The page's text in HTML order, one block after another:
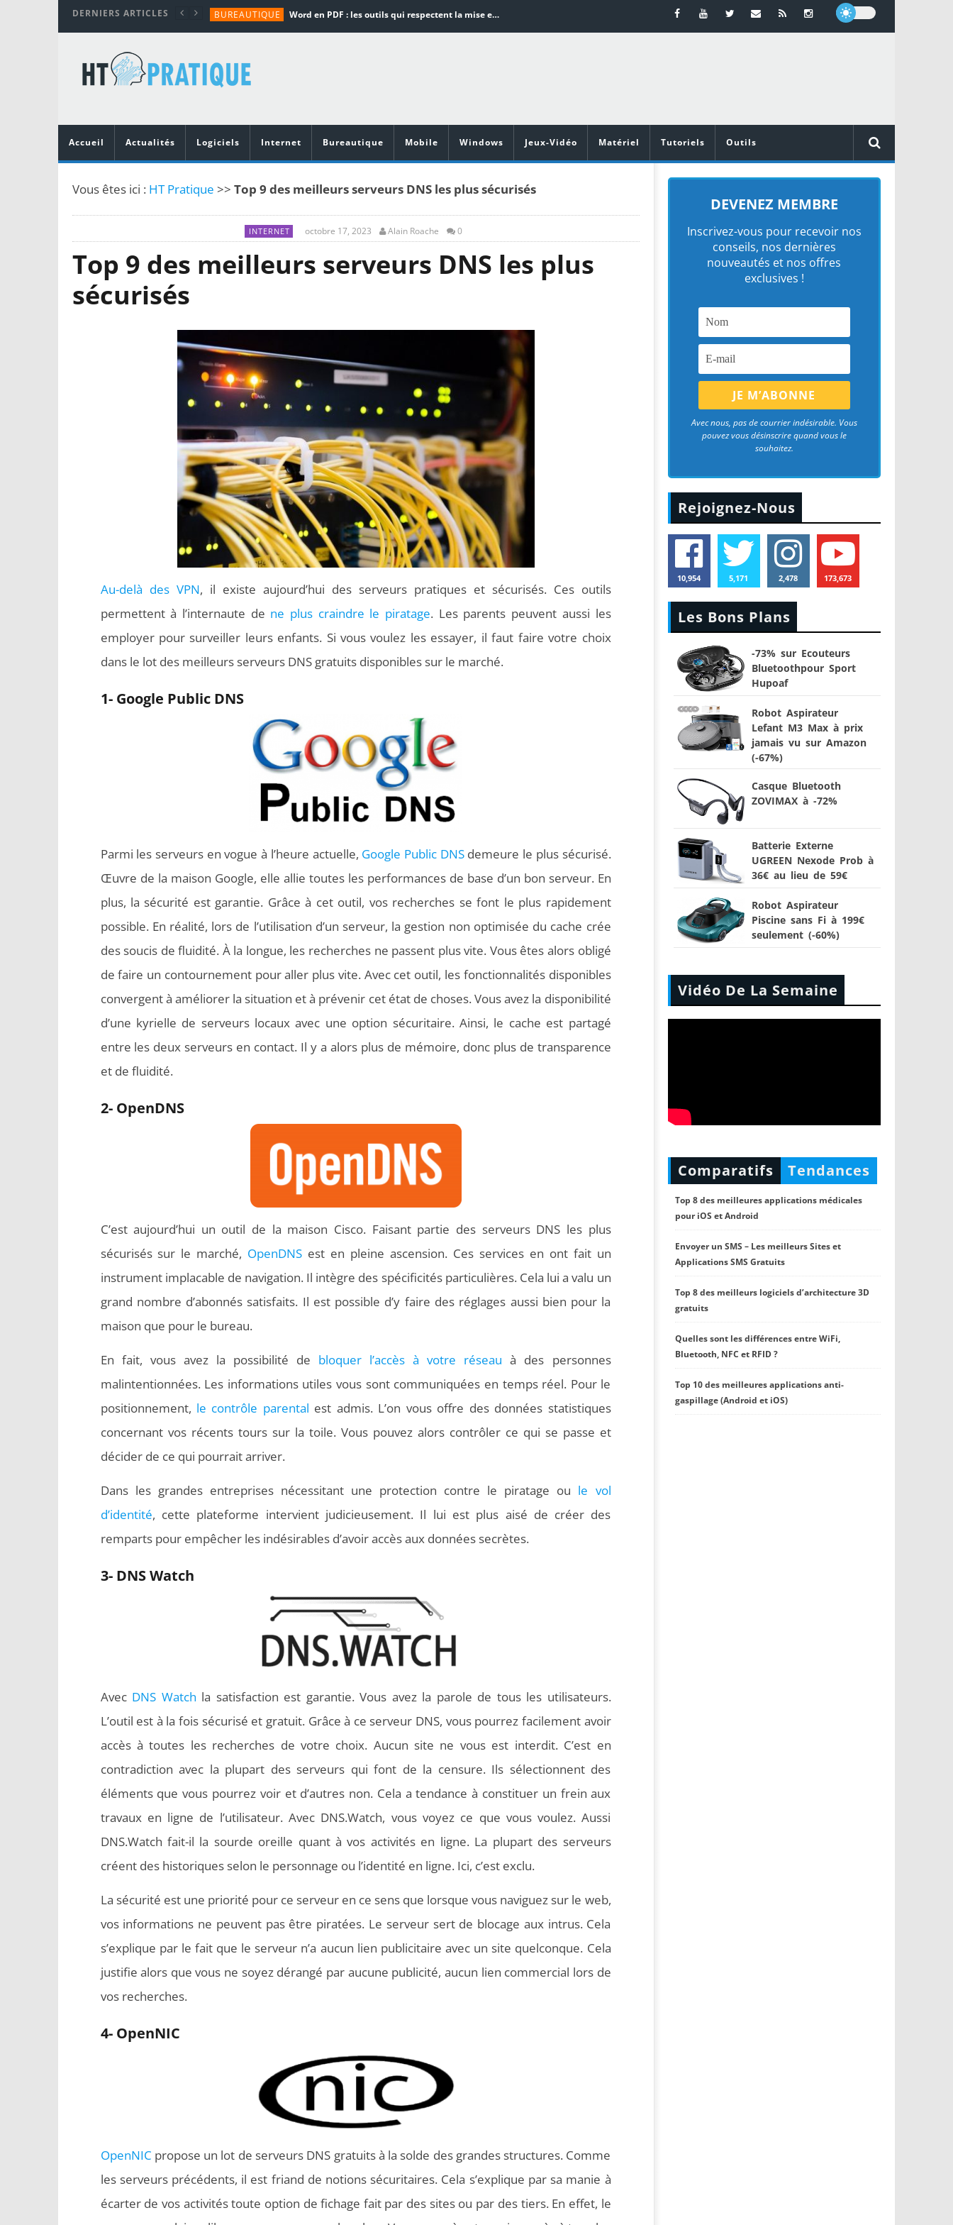
DERNIERS ARTICLES BUREAUTIQUE Word en PDF : les outils qui respectent la mise en page
TUTORIALS
MATÉRIEL
Vidéoprojecteurs Asus : Top 6 des meilleurs modèles de la marque
Accueil
Actualités Logiciels Internet Bureautique Mobile Windows Jeux-Vidéo Matériel Tutoriels Outils
Vous êtes ici : HT Pratique >> Top 9 des meilleurs serveurs DNS les plus sécurisés
INTERNET octobre 17, 2023 Alain Roache 0
Top 9 des meilleurs serveurs DNS les plus
sécurisés
Au-delà des VPN, il existe aujourd’hui des serveurs pratiques et sécurisés. Ces outils
permettent à l’internaute de ne plus craindre le piratage. Les parents peuvent aussi les
employer pour surveiller leurs enfants. Si vous voulez les essayer, il faut faire votre choix
dans le lot des meilleurs serveurs DNS gratuits disponibles sur le marché.
1- Google Public DNS
Parmi les serveurs en vogue à l’heure actuelle, Google Public DNSdemeure le plus sécurisé.
Œuvre de la maison Google, elle allie toutes les performances de base d’un bon serveur. En
plus, la sécurité est garantie. Grâce à cet outil, vos recherches se font le plus rapidement
possible. En réalité, lors de l’utilisation d’un serveur, la gestion non optimisée du cache crée
des soucis de fluidité. À la longue, les recherches ne passent plus vite. Vous êtes alors obligé
de faire un contournement pour aller plus vite. Avec cet outil, les fonctionnalités disponibles
convergent à améliorer la situation et à prévenir cet état de choses. Vous avez la disponibilité
d’une kyrielle de serveurs locaux avec une option sécuritaire. Ainsi, le cache est partagé
entre les deux serveurs en contact. Il y a alors plus de mémoire, donc plus de transparence
et de fluidité.
2- OpenDNS
C’est aujourd’hui un outil de la maison Cisco. Faisant partie des serveurs DNS les plus
sécurisés sur le marché, OpenDNS est en pleine ascension. Ces services en ont fait un
instrument implacable de navigation. Il intègre des spécificités particulières. Cela lui a valu un
grand nombre d’abonnés satisfaits. Il est possible d’y faire des réglages aussi bien pour la
maison que pour le bureau.
En fait, vous avez la possibilité de bloquer l’accès à votre réseau à des personnes
malintentionnées. Les informations utiles vous sont communiquées en temps réel. Pour le
positionnement, le contrôle parental est admis. L’on vous offre des données statistiques
concernant vos récents tours sur la toile. Vous pouvez alors contrôler ce qui se passe et
décider de ce qui pourrait arriver.
Dans les grandes entreprises nécessitant une protection contre le piratage ou le vol
d’identité, cette plateforme intervient judicieusement. Il lui est plus aisé de créer des
remparts pour empêcher les indésirables d’avoir accès aux données secrètes.
3- DNS Watch
Avec DNS Watch la satisfaction est garantie. Vous avez la parole de tous les utilisateurs.
L’outil est à la fois sécurisé et gratuit. Grâce à ce serveur DNS, vous pourrez facilement avoir
accès à toutes les recherches de votre choix. Aucun site ne vous est interdit. C’est en
contradiction avec la plupart des serveurs qui font de la censure. Ils sélectionnent des
éléments que vous pourrez voir et d’autres non. Cela a tendance à constituer un frein aux
travaux en ligne de l’utilisateur. Avec DNS.Watch, vous voyez ce que vous voulez. Aussi
DNS.Watch fait-il la sourde oreille quant à vos activités en ligne. La plupart des serveurs
créent des historiques selon le personnage ou l’identité en ligne. Ici, c’est exclu.
La sécurité est une priorité pour ce serveur en ce sens que lorsque vous naviguez sur le web,
vos informations ne peuvent pas être piratées. Le serveur sert de blocage aux intrus. Cela
s’explique par le fait que le serveur n’a aucun lien publicitaire avec un site quelconque. Cela
justifie alors que vous ne soyez dérangé par aucune publicité, aucun lien commercial lors de
vos recherches.
4- OpenNIC
OpenNIC propose un lot de serveurs DNS gratuits à la solde des grandes structures. Comme
les serveurs précédents, il est friand de notions sécuritaires. Cela s’explique par sa manie à
écarter de vos activités toute option de fichage fait par des sites ou par des tiers. En effet, le
DEVENEZ MEMBRE
Inscrivez-vous pour recevoir nos
conseils, nos dernières
nouveautés et nos offres
exclusives !
Avec nous, pas de courrier indésirable. Vous
pouvez vous désinscrire quand vous le
souhaitez.
Rejoignez-Nous
10,954 5,171 2,478 173,673
Les Bons Plans
-73% sur Ecouteurs
Bluetoothpour Sport
Hupoaf
Robot Aspirateur
Lefant M3 Max à prix
jamais vu sur Amazon
(-67%)
Casque Bluetooth
ZOVIMAX à -72%
Batterie Externe
UGREEN Nexode Prob à
36€ au lieu de 59€
Robot Aspirateur
Piscine sans Fi à 199€
seulement (-60%)
Vidéo De La Semaine
Comparatifs Tendances
Top 8 des meilleures applications médicales
pour iOS et Android
Envoyer un SMS – Les meilleurs Sites et
Applications SMS Gratuits
Top 8 des meilleurs logiciels d’architecture 3D
gratuits
Quelles sont les différences entre WiFi,
Bluetooth, NFC et RFID ?
Top 10 des meilleures applications anti-
gaspillage (Android et iOS)